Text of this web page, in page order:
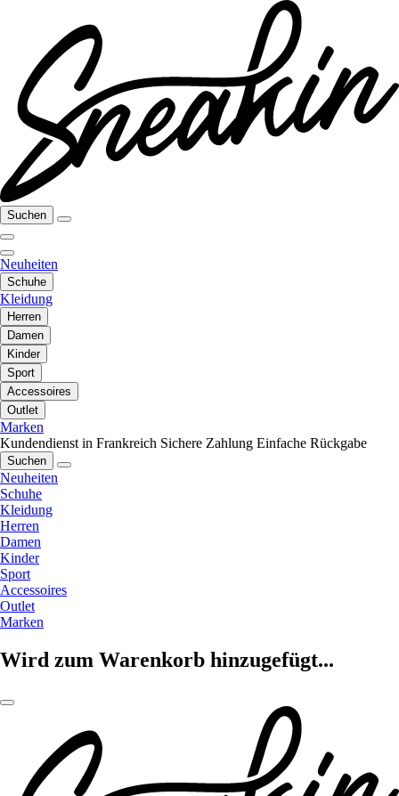
Suchen
Neuheiten
Schuhe
Kleidung
Herren
Damen
Kinder
Sport
Accessoires
Outlet
Marken
Kundendienst in Frankreich Sichere Zahlung Einfache Rückgabe
Suchen
Neuheiten
Schuhe
Kleidung
Herren
Damen
Kinder
Sport
Accessoires
Outlet
Marken
Wird zum Warenkorb hinzugefügt...